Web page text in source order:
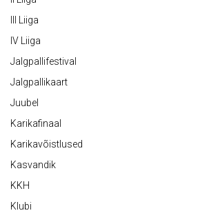
III Liiga
IV Liiga
Jalgpallifestival
Jalgpallikaart
Juubel
Karikafinaal
Karikavõistlused
Kasvandik
KKH
Klubi